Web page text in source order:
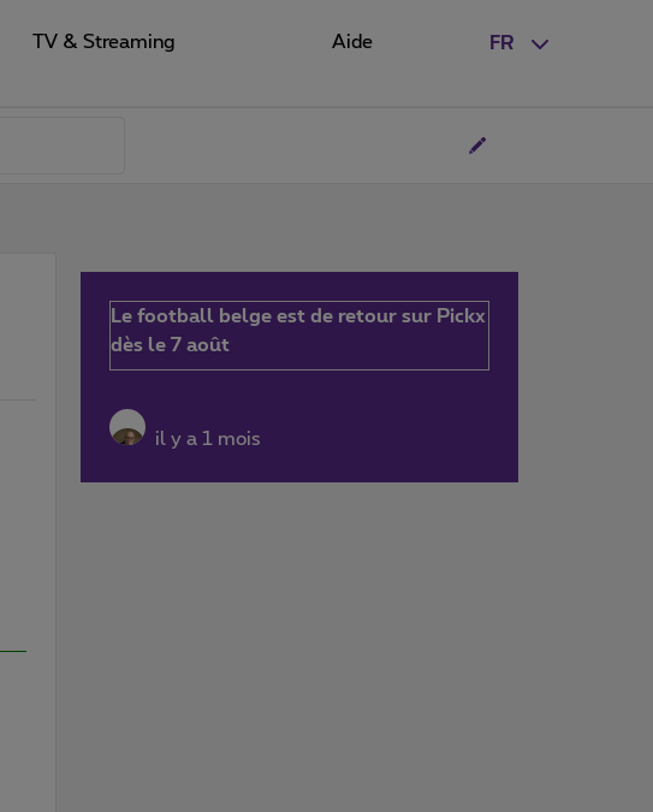
FR
TV & Streaming Aide
Le football belge est de retour sur Pickx
dès le 7 août
il y a 1 mois